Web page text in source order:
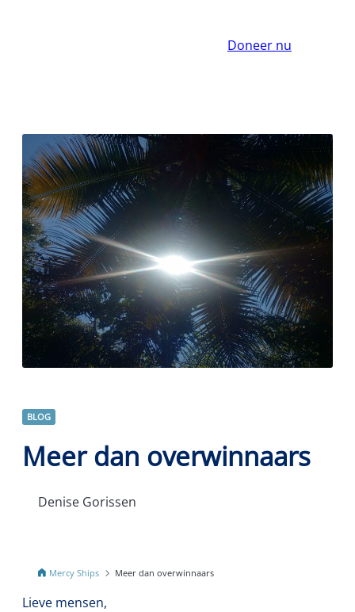
Doneer nu
BLOG
Meer dan overwinnaars
Denise Gorissen
Mercy Ships Meer dan overwinnaars
Lieve mensen,